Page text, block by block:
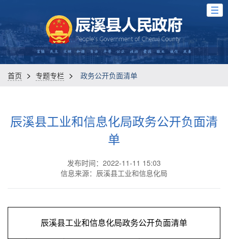
首页 > 专题专栏 > 政务公开负面清单
辰溪县工业和信息化局政务公开负面清
单
发布时间：2022-11-11 15:03
信息来源：辰溪县工业和信息化局
辰溪县工业和信息化局政务公开负面清单